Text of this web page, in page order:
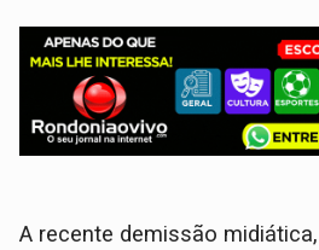
A recente demissão